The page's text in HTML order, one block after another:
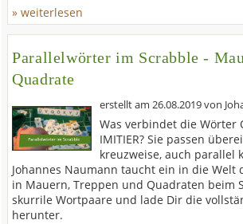
» weiterlesen
Parallelwörter im Scrabble -
Quadrate
erstellt am26.08.2019von
Was verbindet die Wörter
IMITIER? Sie passen
kreuzweise, auch parallel
Johannes Naumann taucht ein in die Welt
in Mauern, Treppen und Quadraten beim
skurrile Wortpaare und lade Dir die
herunter.